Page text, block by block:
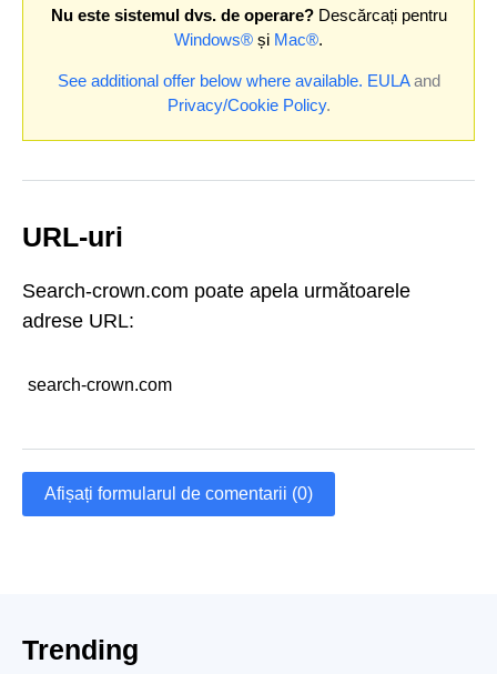
Nu este sistemul dvs. de operare?Descărcați pentru
Windows® și Mac®.
See additional offer below where available. EULAand
Privacy/Cookie Policy.
URL-uri
Search-crown.com poate apela următoarele
adrese URL:
search-crown.com
Afișați formularul de comentarii (0)
Trending